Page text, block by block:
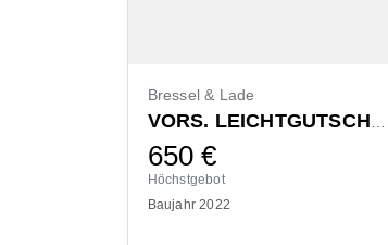
Bressel & Lade
650 €
Höchstgebot
Baujahr 2022